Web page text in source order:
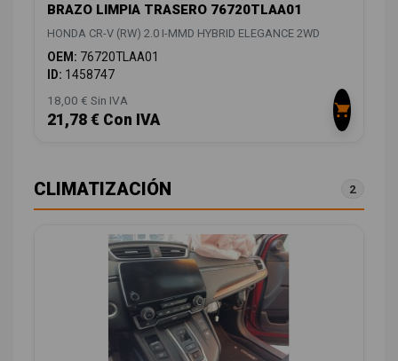
BRAZO LIMPIA TRASERO 76720TLAA01
HONDA CR-V (RW) 2.0 I-MMD HYBRID ELEGANCE 2WD
OEM: 76720TLAA01
ID: 1458747
18,00 € Sin IVA
21,78 € Con IVA
CLIMATIZACIÓN 2